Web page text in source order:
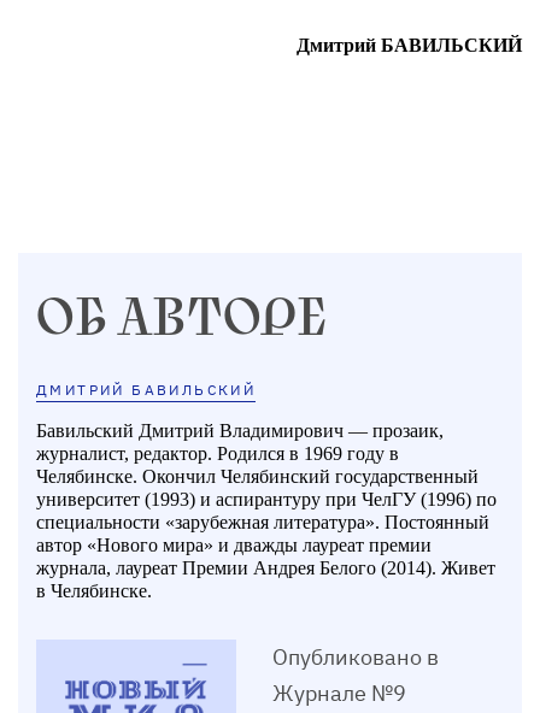
Дмитрий БАВИЛЬСКИЙ
ОБ АВТОРЕ
ДМИТРИЙ БАВИЛЬСКИЙ
Бавильский Дмитрий Владимирович — прозаик,
журналист, редактор. Родился в 1969 году в
Челябинске. Окончил Челябинский государственный
университет (1993) и аспирантуру при ЧелГУ (1996) по
специальности «зарубежная литература». Постоянный
автор «Нового мира» и дважды лауреат премии
журнала, лауреат Премии Андрея Белого (2014). Живет
в Челябинске.
Опубликовано в
Журнале №9